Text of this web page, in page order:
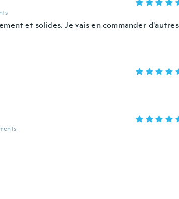
et solides. Je vais en commander d'autres